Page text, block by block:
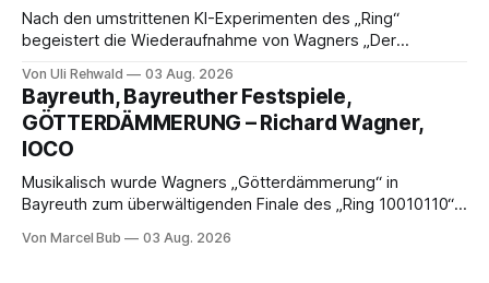
Nach den umstrittenen KI-Experimenten des „Ring“
begeistert die Wiederaufnahme von Wagners „Der
Musik und einem neuen Traumpaar: Elisabeth Teige und
Nicholas Brownlee sorgen für einen der Höhepunkte der
Bayreuther Festspiele 2026.
Von Uli Rehwald 03 Aug. 2026
Bayreuth, Bayreuther Festspiele,
GÖTTERDÄMMERUNG – Richard Wagner,
IOCO
Musikalisch wurde Wagners „Götterdämmerung“ in
Bayreuth zum überwältigenden Finale des „Ring 10010110“:
exzellentes Sängerensemble begeisterten. Die KI-geprägte
Von Marcel Bub 03 Aug. 2026